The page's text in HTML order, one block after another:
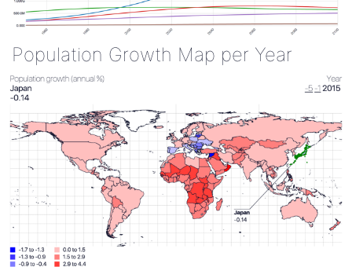
Population Growth Map per Year